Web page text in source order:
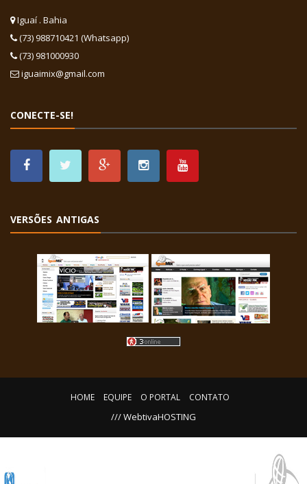
Iguaí . Bahia
(73) 988710421 (Whatsapp)
(73) 981000930
iguaimix@gmail.com
CONECTE-SE!
VERSÕES ANTIGAS
HOME EQUIPE O PORTAL CONTATO
/// WebtivaHOSTING